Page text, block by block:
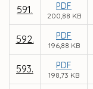
591. PDF
200,88 KB
592. PDF
196,88 KB
593. PDF
198,73 KB